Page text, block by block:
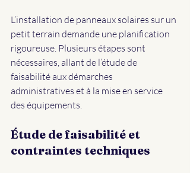
L’installation de panneaux solaires sur un
petit terrain demande une planification
rigoureuse. Plusieurs étapes sont
nécessaires, allant de l’étude de
faisabilité aux démarches
administratives et à la mise en service
des équipements.
Étude de faisabilité et
contraintes techniques